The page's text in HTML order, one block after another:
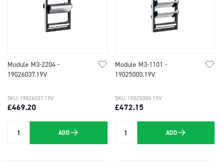
Module M3-2204 -
19026037.19V
£469.20
SKU: 19026037.19V
Quantity ADD
Module M3-1101 -
19025000.19V
£472.15
SKU: 19025000.19V
Quantity ADD